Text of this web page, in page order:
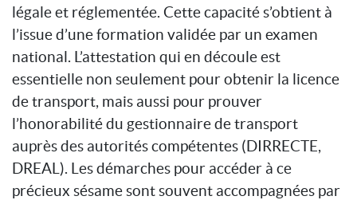
légale et réglementée. Cette capacité s’obtient à
l’issue d’une formation validée par un examen
national. L’attestation qui en découle est
essentielle non seulement pour obtenir la licence
de transport, mais aussi pour prouver
l’honorabilité du gestionnaire de transport
auprès des autorités compétentes (DIRRECTE,
DREAL). Les démarches pour accéder à ce
précieux sésame sont souvent accompagnées par